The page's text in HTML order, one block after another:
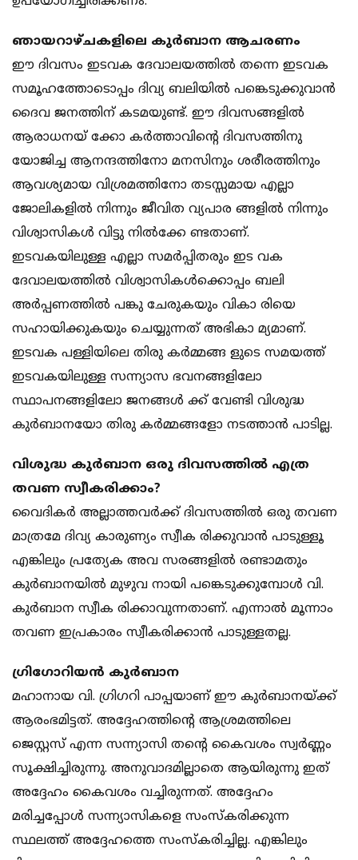
ഞായറാഴ്ചകളിലെ കുര്‍ബാന ആചരണം
ഈ ദിവസം ഇടവക ദേവാലയത്തില്‍ തന്നെ ഇടവക
സമൂഹത്തോടൊപ്പം ദിവ്യ ബലിയില്‍ പങ്കെടുക്കുവാന്‍
ദൈവ ജനത്തിന് കടമയുണ്ട്. ഈ ദിവസങ്ങളില്‍
ആരാധനയ് ക്കോ കര്‍ത്താവിന്റെ ദിവസത്തിനു
യോജിച്ച ആനന്ദത്തിനോ മനസിനും ശരീരത്തിനും
ആവശ്യമായ വിശ്രമത്തിനോ തടസ്സമായ എല്ലാ
ജോലികളില്‍ നിന്നും ജീവിത വ്യപാര ങ്ങളില്‍ നിന്നും
വിശ്വാസികള്‍ വിട്ടു നില്‍ക്കേ ണ്ടതാണ്.
ഇടവകയിലുള്ള എല്ലാ സമര്‍പ്പിതരും ഇട വക
ദേവാലയത്തില്‍ വിശ്വാസികള്‍ക്കൊപ്പം ബലി
അര്‍പ്പണത്തില്‍ പങ്കു ചേരുകയും വികാ രിയെ
സഹായിക്കുകയും ചെയ്യുന്നത് അഭികാ മ്യമാണ്.
ഇടവക പള്ളിയിലെ തിരു കര്‍മ്മങ്ങ ളുടെ സമയത്ത്
ഇടവകയിലുള്ള സന്ന്യാസ ഭവനങ്ങളിലോ
സ്ഥാപനങ്ങളിലോ ജനങ്ങള്‍ ക്ക് വേണ്ടി വിശുദ്ധ
കുര്‍ബാനയോ തിരു കര്‍മ്മങ്ങളോ നടത്താന്‍ പാടില്ല.
വിശുദ്ധ കുര്‍ബാന ഒരു ദിവസത്തില്‍ എത്ര
തവണ സ്വീകരിക്കാം?
വൈദികര്‍ അല്ലാത്തവര്‍ക്ക് ദിവസത്തില്‍ ഒരു തവണ
മാത്രമേ ദിവ്യ കാരുണ്യം സ്വീക രിക്കുവാന്‍ പാടുള്ളൂ
എങ്കിലും പ്രത്യേക അവ സരങ്ങളില്‍ രണ്ടാമതും
കുര്‍ബാനയില്‍ മുഴുവ നായി പങ്കെടുക്കുമ്പോള്‍ വി.
കുര്‍ബാന സ്വീക രിക്കാവുന്നതാണ്. എന്നാല്‍ മൂന്നാം
തവണ ഇപ്രകാരം സ്വീകരിക്കാന്‍ പാടുള്ളതല്ല.
ഗ്രിഗോറിയന്‍ കുര്‍ബാന
മഹാനായ വി. ഗ്രിഗറി പാപ്പയാണ് ഈ കുര്‍ബാനയ്ക്ക്
ആരംഭമിട്ടത്. അദ്ദേഹത്തിന്റെ ആശ്രമത്തിലെ
ജെസ്റ്റസ് എന്ന സന്ന്യാസി തന്റെ കൈവശം സ്വര്‍ണ്ണം
സൂക്ഷിച്ചിരുന്നു. അനുവാദമില്ലാതെ ആയിരുന്നു ഇത്
അദ്ദേഹം കൈവശം വച്ചിരുന്നത്. അദ്ദേഹം
മരിച്ചപ്പോള്‍ സന്ന്യാസികളെ സംസ്‌കരിക്കുന്ന
സ്ഥലത്ത് അദ്ദേഹത്തെ സംസ്‌കരിച്ചില്ല. എങ്കിലും